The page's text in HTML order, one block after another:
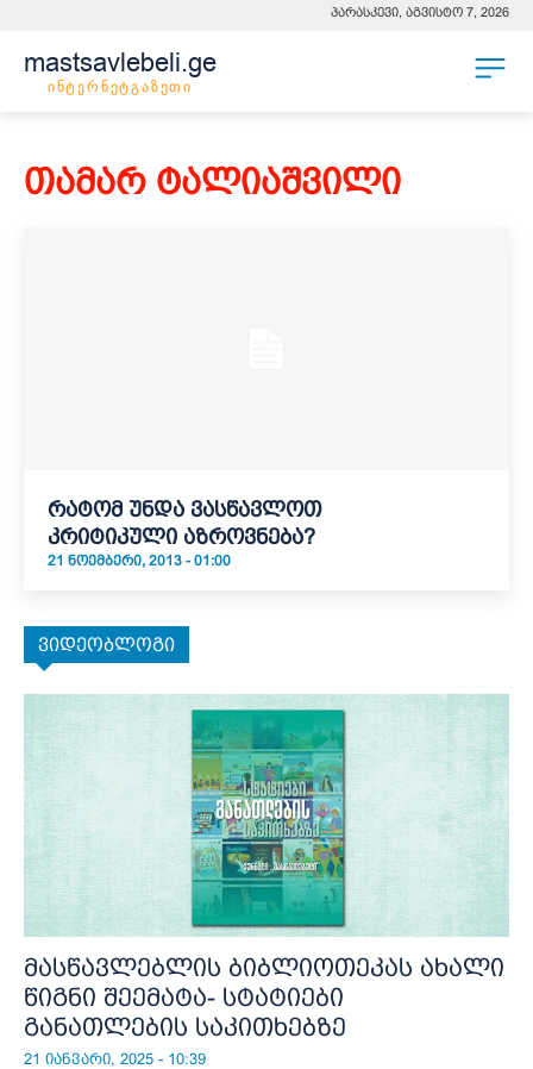
პარასკევი, აგვისტო 7, 2026
mastsavlebeli.ge
ინტერნეტგაზეთი
თამარ ტალიაშვილი
რატომ უნდა ვასწავლოთ
კრიტიკული აზროვნება?
21 ᲜᲝᲔᲛᲑᲔᲠᲘ, 2013 - 01:00
ვიდეობლოგი
მასწავლებლის ბიბლიოთეკას ახალი
წიგნი შეემატა- სტატიები
განათლების საკითხებზე
21 იანვარი, 2025 - 10:39